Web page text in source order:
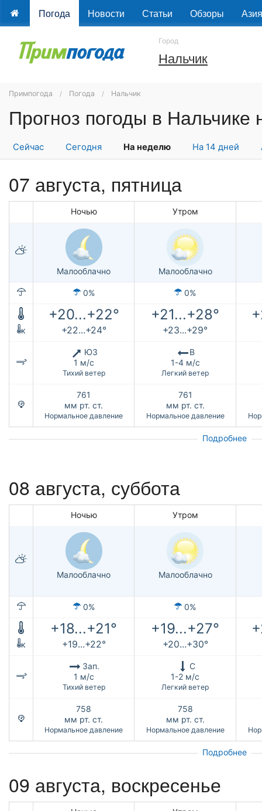
Погода Новости Статьи Обзоры Азия
Город
Нальчик
Примпогода Погода Нальчик
Сейчас Сегодня На неделю На 14 дней
07 августа, пятница
Ночью Утром
Малооблачно Малооблачно
0% 0%
+20...+22° +21...+28°
к +22...+24° +23...+29°
ЮЗ
1 м/с
Тихий ветер
В
1-4 м/с
Легкий ветер
761
мм рт. ст.
Нормальное давление
761
мм рт. ст.
Нормальное давление
Подробнее
08 августа, суббота
Ночью Утром
Малооблачно Малооблачно
0% 0%
+18...+21° +19...+27°
к +19...+22° +20...+30°
Зап.
1 м/с
Тихий ветер
С
1-2 м/с
Легкий ветер
758
мм рт. ст.
Нормальное давление
758
мм рт. ст.
Нормальное давление
Подробнее
09 августа, воскресенье